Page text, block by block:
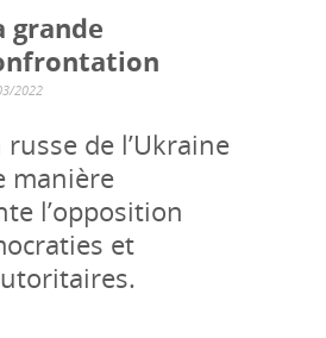
grande
2022
russe de l’Ukraine
manière
l’opposition
et